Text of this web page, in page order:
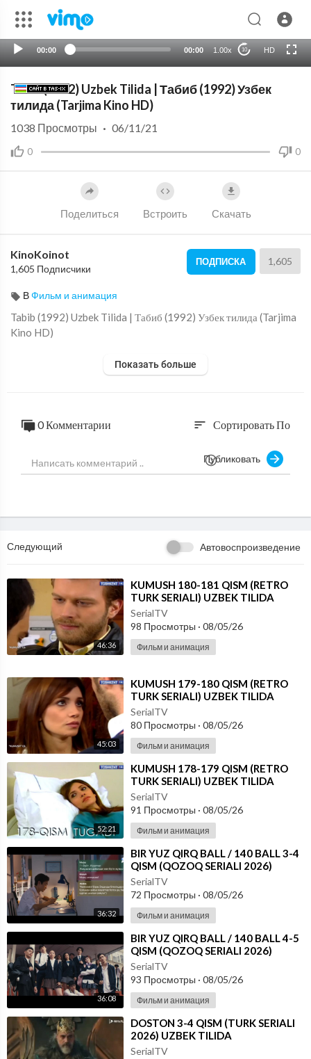
00:00 00:00 1.00x 10 HD
Tabib (1992) Uzbek Tilida | Табиб (1992) Узбек
тилида (⁣Tarjima Kino HD)
0 0
1038 Просмотры · 06/11/21
Поделиться Встроить Скачать
KinoKoinot
1,605 Подписчики
ПОДПИСКА 1,605
ВФильм и анимация
Tabib (1992) Uzbek Tilida | Табиб (1992) Узбек тилида (⁣Tarjima
Kino HD)
Показать больше
0 Комментарии sort Сортировать По
Публиковать
Следующий Автовоспроизведение
46:36
⁣KUMUSH 180-181 QISM (RETRO
TURK SERIALI) UZBEK TILIDA
SerialTV
98 Просмотры · 08/05/26
Фильм и анимация
45:03
⁣KUMUSH 179-180 QISM (RETRO
TURK SERIALI) UZBEK TILIDA
SerialTV
80 Просмотры · 08/05/26
Фильм и анимация
52:21
⁣KUMUSH 178-179 QISM (RETRO
TURK SERIALI) UZBEK TILIDA
SerialTV
91 Просмотры · 08/05/26
Фильм и анимация
36:32
⁣⁣BIR YUZ QIRQ BALL / 140 BALL 3-4
QISM (QOZOQ SERIALI 2026)
UZBEK TILIDA
SerialTV
72 Просмотры · 08/05/26
Фильм и анимация
36:08
⁣⁣BIR YUZ QIRQ BALL / 140 BALL 4-5
QISM (QOZOQ SERIALI 2026)
UZBEK TILIDA
SerialTV
93 Просмотры · 08/05/26
Фильм и анимация
⁣DOSTON 3-4 QISM (TURK SERIALI
2026) UZBEK TILIDA
SerialTV